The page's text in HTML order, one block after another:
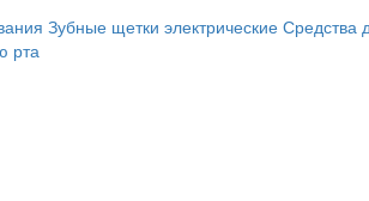
Зубные щетки электрические Средства
рта